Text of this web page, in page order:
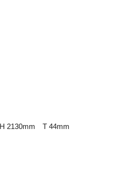
2130mm　T 44mm